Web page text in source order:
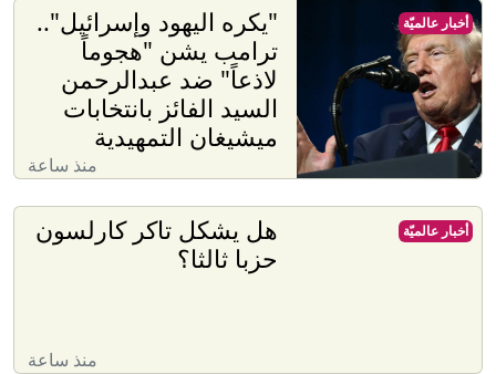
"يكره اليهود وإسرائيل"..
ترامب يشن "هجوماً
لاذعاً" ضد عبدالرحمن
السيد الفائز بانتخابات
ميشيغان التمهيدية
منذ ساعة
أخبار عالميّة
هل يشكل تاكر كارلسون
حزبا ثالثا؟
منذ ساعة
أخبار عالميّة